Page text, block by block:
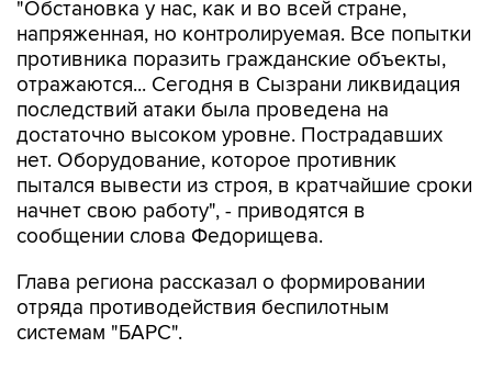
противника поразить гражданские объекты,
отражаются... Сегодня в Сызрани ликвидация
последствий атаки была проведена на
достаточно высоком уровне. Пострадавших
нет. Оборудование, которое противник
пытался вывести из строя, в кратчайшие сроки
начнет свою работу", - приводятся в
сообщении слова Федорищева.
Глава региона рассказал о формировании
системам "БАРС".
"Штатное расписание - 900 человек.